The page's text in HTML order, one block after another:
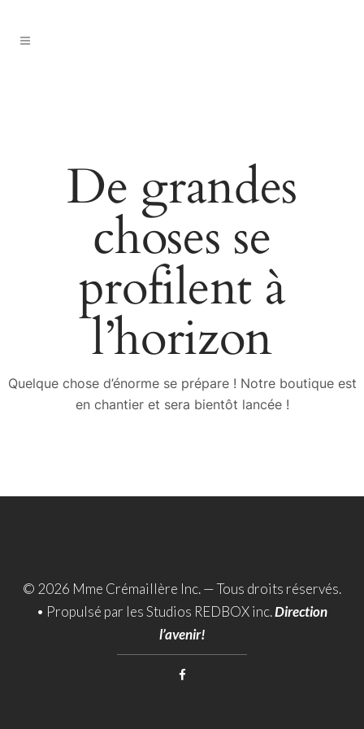
De grandes
choses se
profilent à
l’horizon
Quelque chose d’énorme se prépare ! Notre boutique est
en chantier et sera bientôt lancée !
© 2026 Mme Crémaillère Inc. — Tous droits réservés.
• Propulsé par les Studios REDBOX inc.Direction
l’avenir!